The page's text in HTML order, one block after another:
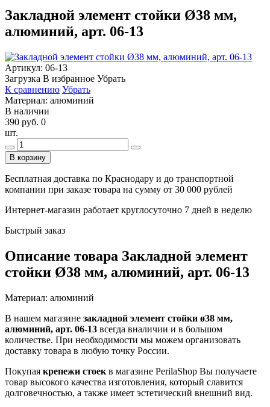
Закладной элемент стойки Ø38 мм,
алюминий, арт. 06-13
Артикул: 06-13
Загрузка В избранное Убрать
К сравнению Убрать
Материал: алюминий
В наличии
390 руб. 0
шт.
В корзину
Бесплатная доставка по Краснодару и до транспортной
компании при заказе товара на сумму от 30 000 рублей
Интернет-магазин работает круглосуточно 7 дней в неделю
Быстрый заказ
Описание товара Закладной элемент
стойки Ø38 мм, алюминий, арт. 06-13
Материал: алюминий
В нашем магазине закладной элемент стойки ø38 мм,
алюминий, арт. 06-13 всегда вналичии и в большом
количестве. При необходимости мы можем организовать
доставку товара в любую точку России.
Покупая крепежи стоек в магазине PerilaShop Вы получаете
товар высокого качества изготовления, который славится
долговечностью, а также имеет эстетический внешний вид.